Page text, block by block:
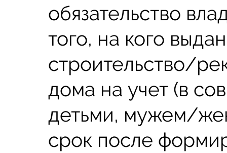
обязательство
того, на кого
строительство/
дома на учет (в
детьми, мужем/
срок после